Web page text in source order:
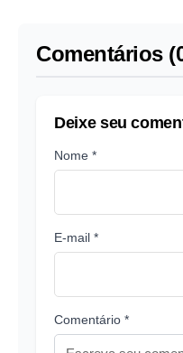
Comentários
Deixe seu
Nome *
E-mail *
Comentário *